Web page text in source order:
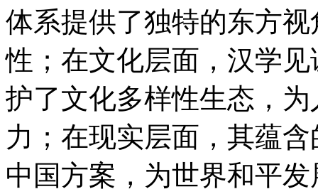
体系提供了独特的东方
性；在文化层面，汉学
护了文化多样性生态，
力；在现实层面，其蕴
中国方案，为世界和平